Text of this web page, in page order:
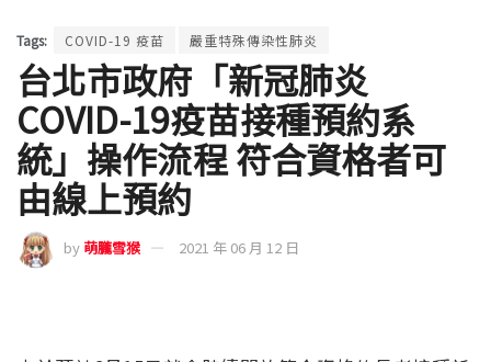
Tags: COVID-19 疫苗 嚴重特殊傳染性肺炎
台北市政府「新冠肺炎
COVID-19疫苗接種預約系
統」操作流程 符合資格者可
由線上預約
by 萌朧雪猴 2021 年 06 月 12 日